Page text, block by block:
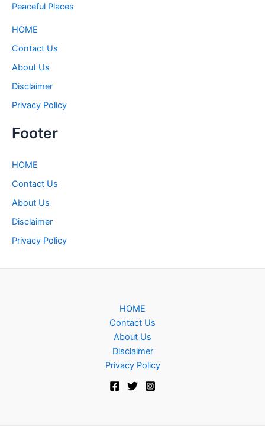
Peaceful Places
HOME
Contact Us
About Us
Disclaimer
Privacy Policy
Footer
HOME
Contact Us
About Us
Disclaimer
Privacy Policy
HOME
Contact Us
About Us
Disclaimer
Privacy Policy